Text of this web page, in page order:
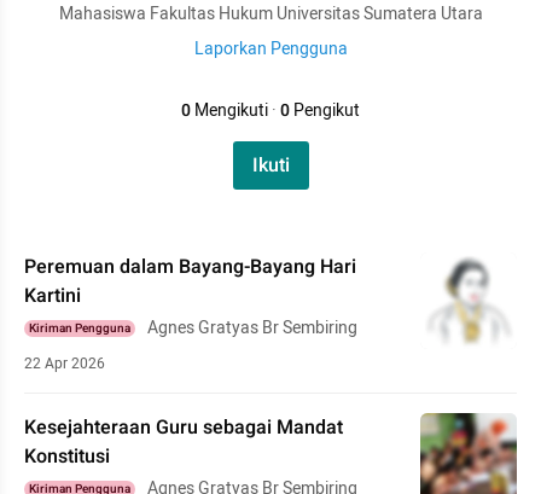
Mahasiswa Fakultas Hukum Universitas Sumatera Utara
Laporkan Pengguna
0Mengikuti·0Pengikut
Ikuti
Peremuan dalam Bayang-Bayang Hari
Kartini
Kiriman Pengguna Agnes Gratyas Br Sembiring
22 Apr 2026
Kesejahteraan Guru sebagai Mandat
Konstitusi
Kiriman Pengguna Agnes Gratyas Br Sembiring